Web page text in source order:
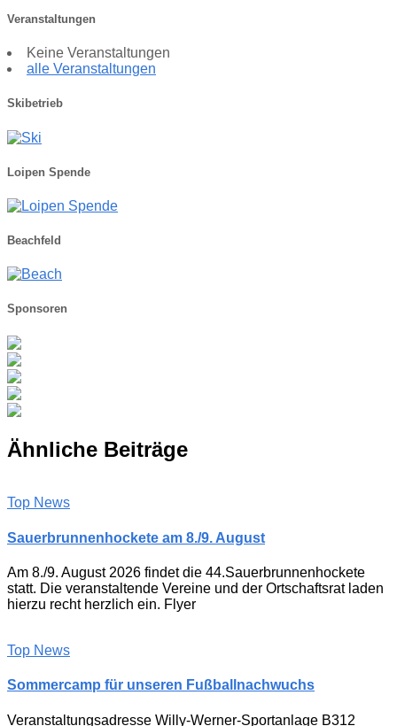
Veranstaltungen
Keine Veranstaltungen
alle Veranstaltungen
Skibetrieb
Loipen Spende
Beachfeld
Sponsoren
Ähnliche Beiträge
Top News
Sauerbrunnenhockete am 8./9. August
Am 8./9. August 2026 findet die 44.Sauerbrunnenhockete
statt. Die veranstaltende Vereine und der Ortschaftsrat laden
hierzu recht herzlich ein. Flyer
Top News
Sommercamp für unseren Fußballnachwuchs
Veranstaltungsadresse Willy-Werner-Sportanlage B312